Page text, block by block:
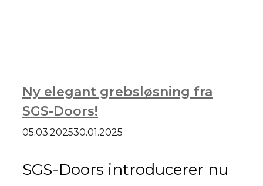
Ny elegant grebsløsning fra
SGS-Doors!
05.03.202530.01.2025
SGS-Doors introducerer nu